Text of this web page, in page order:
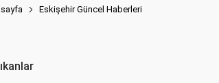
Eskişehir Güncel Haberleri